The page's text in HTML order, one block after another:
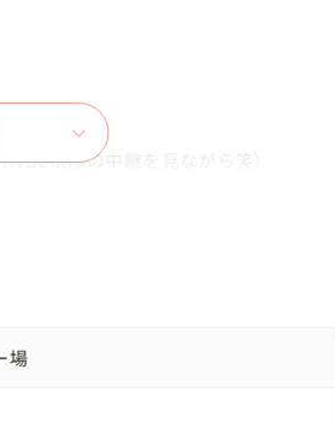
決勝の中継を見ながら笑）
スタート（シーズンも終盤なのでロ
場